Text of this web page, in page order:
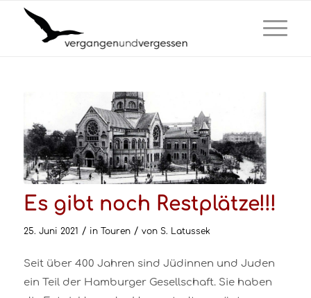
Es gibt noch Restplätze!!!
25. Juni 2021 / in Touren / von S. Latussek
Seit über 400 Jahren sind Jüdinnen und Juden
ein Teil der Hamburger Gesellschaft. Sie haben